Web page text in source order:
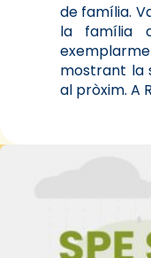
de família.
la família
mostrant la
al pròxim. A